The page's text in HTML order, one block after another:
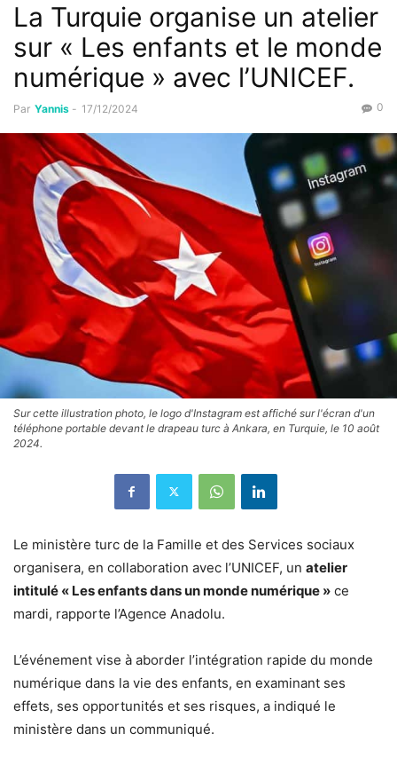
La Turquie organise un atelier
sur « Les enfants et le monde
numérique » avec l’UNICEF.
Par Yannis - 17/12/2024 0
Sur cette illustration photo, le logo d'Instagram est affiché sur l'écran d'un
téléphone portable devant le drapeau turc à Ankara, en Turquie, le 10 août
2024.
Le ministère turc de la Famille et des Services sociaux
organisera, en collaboration avec l’UNICEF, un atelier
intitulé « Les enfants dans un monde numérique » ce
mardi, rapporte l’Agence Anadolu.
L’événement vise à aborder l’intégration rapide du monde
numérique dans la vie des enfants, en examinant ses
effets, ses opportunités et ses risques, a indiqué le
ministère dans un communiqué.